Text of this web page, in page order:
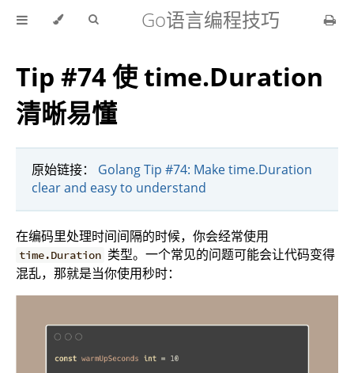
Go语言编程技巧
Tip #74 使 time.Duration
清晰易懂
原始链接：
Golang Tip #74: Make time.Duration
clear and easy to understand
在编码里处理时间间隔的时候，你会经常使用
time.Duration 类型。一个常见的问题可能会让代码变得
混乱，那就是当你使用秒时：